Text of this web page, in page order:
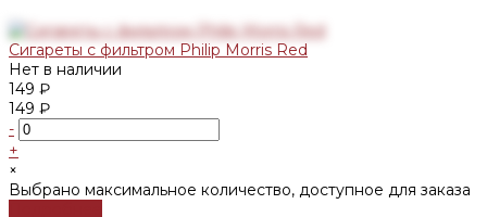
Сигареты с фильтром Philip Morris Red
Нет в наличии
149 ₽
149 ₽
-
+
×
Выбрано максимальное количество, доступное для заказа